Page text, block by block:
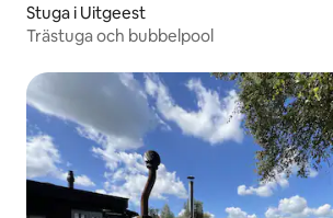
Stuga i Uitgeest
Trästuga och bubbelpool